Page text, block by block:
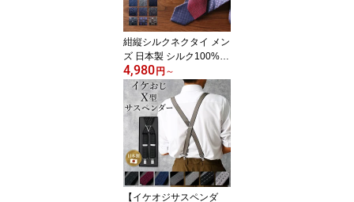
準体 細身体 父の日 実用
的
紺縦シルクネクタイ メン
ズ 日本製 シルク100%
紺色 上品 高級 光沢 プレ
ゼント ギフト おしゃれ
彼氏 友達 誕生日 ドット
ストライプ ネイビー 青
ビジネス 仕事 冠婚葬祭
フォーマル 結婚式 かっ
こいい 二次会 就職 お祝
い 50代 60代 上質 高級感
面接 敬老の日 [M便 1/5]
4,980 円 ～
【イケオジサスペンダ